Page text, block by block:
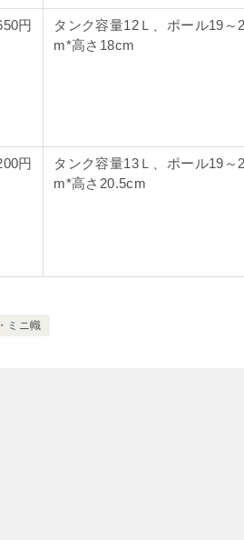
円
タンク容量12Ｌ、ポール19
m*高さ18cm
円
タンク容量13Ｌ、ポール19
m*高さ20.5cm
ミニ幟